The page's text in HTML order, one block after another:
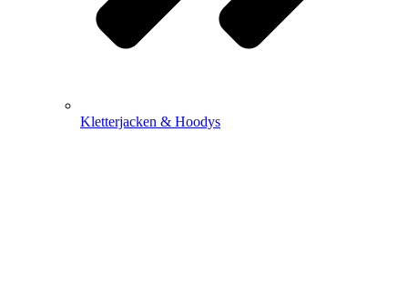
Kletterjacken & Hoodys